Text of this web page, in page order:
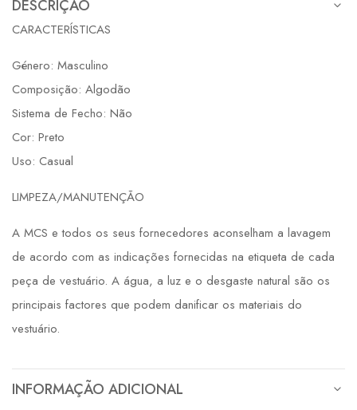
DESCRIÇÃO
CARACTERÍSTICAS
Género: Masculino
Composição: Algodão
Sistema de Fecho: Não
Cor: Preto
Uso: Casual
LIMPEZA/MANUTENÇÃO
A MCS e todos os seus fornecedores aconselham a lavagem
de acordo com as indicações fornecidas na etiqueta de cada
peça de vestuário. A água, a luz e o desgaste natural são os
principais factores que podem danificar os materiais do
vestuário.
INFORMAÇÃO ADICIONAL